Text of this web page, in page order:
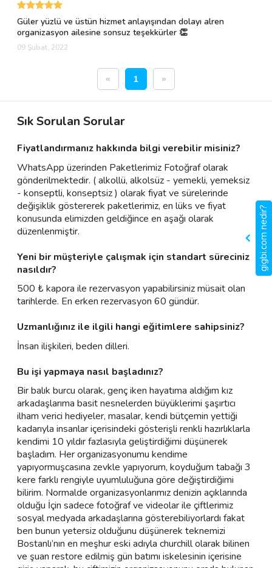
Güler yüzlü ve üstün hizmet anlayışından dolayı alren
organizasyon ailesine sonsuz teşekkürler 👏
09 Şubat, 2022
« 1 »
Sık Sorulan Sorular
Fiyatlandırmanız hakkında bilgi verebilir misiniz?
WhatsApp üzerinden Paketlerimiz Fotoğraf olarak
gönderilmektedir. ( alkollü, alkolsüz - yemekli, yemeksiz
- konseptli, konseptsiz ) olarak fiyat ve sürelerinde
değişiklik göstererek paketlerimiz, en lüks ve fiyat
konusunda elimizden geldiğince en aşağı olarak
düzenlenmiştir.
Yeni bir müşteriyle çalışmak için standart süreciniz
nasıldır?
500 ₺ kapora ile rezervasyon yapabilirsiniz müsait olan
tarihlerde. En erken rezervasyon 60 gündür.
Uzmanlığınız ile ilgili hangi eğitimlere sahipsiniz?
İnsan ilişkileri, beden dilleri.
Bu işi yapmaya nasıl başladınız?
Bir balık burcu olarak, genç iken hayatıma aldığım kız
arkadaşlarıma basit nesnelerden büyüklerimi şaşırtıcı
ilham verici hediyeler, masalar, kendi bütçemin yettiği
kadarıyla insanlar içerisindeki gösterişli renkli hazırlıklarla
kendimi 10 yıldır fazlasıyla geliştirdiğimi düşünerek
başladım. Her organizasyonumu kendime
yapıyormuşcasına zevkle yapıyorum, koyduğum tabağı 3
kere farklı rengiyle uyumluluğuna göre değiştirdiğimi
bilirim. Normalde organizasyonlarımız denizin açıklarında
olduğu İçin sadece fotoğraf ve videolar ile çiftlerimiz
sosyal medyada arkadaşlarına gösterebiliyorlardı fakat
ben bunun yetersiz olduğunu düşünerek teknemizi
Bostanlı’nın en meşhur eski adıyla churchill olarak bilinen
ve şuan restore edilmiş gün batımı iskelesinin içerisine
gigbi.com nedir?